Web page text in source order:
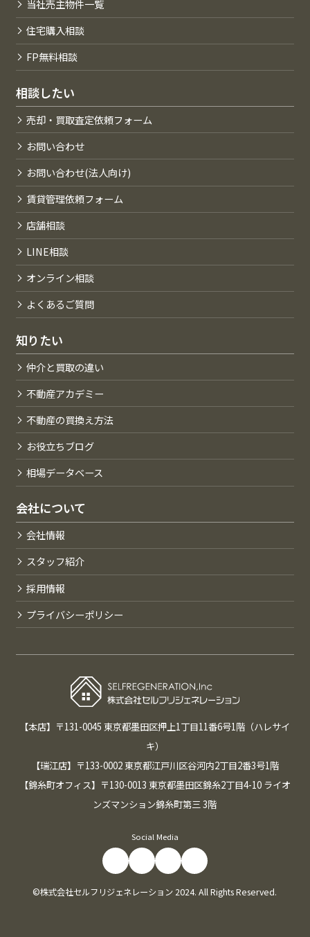
当社売主物件一覧
住宅購入相談
FP無料相談
相談したい
売却・買取査定依頼フォーム
お問い合わせ
お問い合わせ(法人向け)
賃貸管理依頼フォーム
店舗相談
LINE相談
オンライン相談
よくあるご質問
知りたい
仲介と買取の違い
不動産アカデミー
不動産の買換え方法
お役立ちブログ
相場データベース
会社について
会社情報
スタッフ紹介
採用情報
プライバシーポリシー
【本店】〒131-0045 東京都墨田区押上1丁目11番6号1階（ハレサイ
キ）
【瑞江店】〒133-0002 東京都江戸川区谷河内2丁目2番3号1階
【錦糸町オフィス】〒130-0013 東京都墨田区錦糸2丁目4-10 ライオ
ンズマンション錦糸町第三 3階
Social Media
©株式会社セルフリジェネレーション 2024. All Rights Reserved.